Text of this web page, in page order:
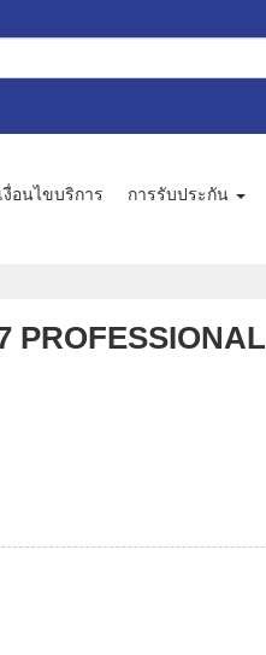
เงื่อนไขบริการ การรับประกัน
PROFESSIONAL